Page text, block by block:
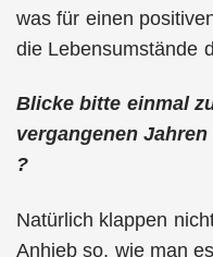
was für einen
die Lebensumstände
Blicke bitte einmal
vergangenen
?
Natürlich klappen
Anhieb so, wie man